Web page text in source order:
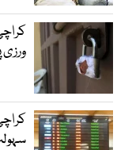
ورزی پر 200